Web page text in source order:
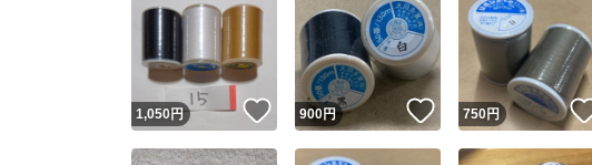
1,050円 いいね！
900円 いいね！
750円